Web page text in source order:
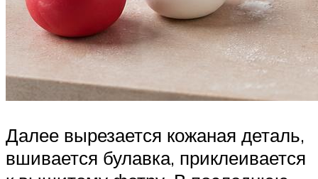
Далее вырезается кожаная деталь,
вшивается булавка, приклеивается